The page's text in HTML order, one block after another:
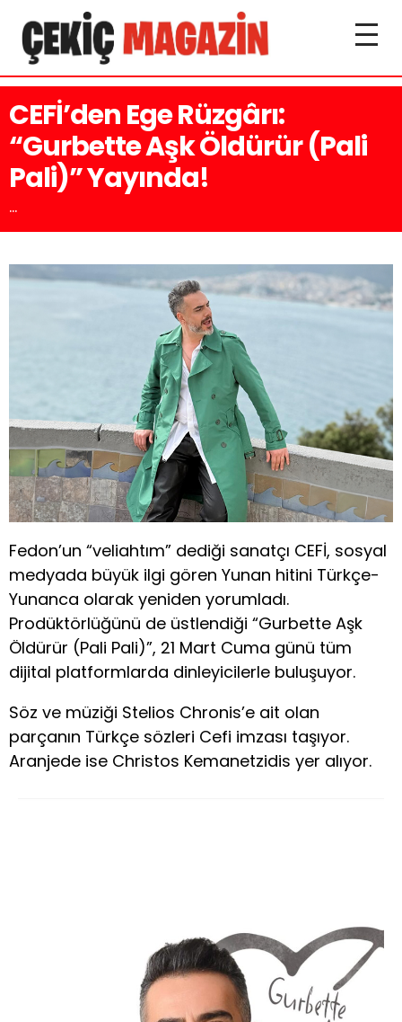
CEFİ’den Ege Rüzgârı:
“Gurbette Aşk Öldürür (Pali
Pali)” Yayında!
...
Fedon’un “veliahtım” dediği sanatçı CEFİ, sosyal
medyada büyük ilgi gören Yunan hitini Türkçe-
Yunanca olarak yeniden yorumladı.
Prodüktörlüğünü de üstlendiği “Gurbette Aşk
Öldürür (Pali Pali)”, 21 Mart Cuma günü tüm
dijital platformlarda dinleyicilerle buluşuyor.
Söz ve müziği Stelios Chronis’e ait olan
parçanın Türkçe sözleri Cefi imzası taşıyor.
Aranjede ise Christos Kemanetzidis yer alıyor.